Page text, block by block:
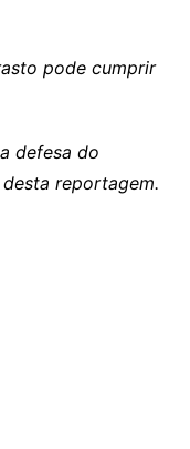
pode cumprir
defesa do
reportagem.